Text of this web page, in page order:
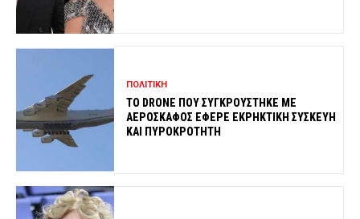
ΠΟΛΙΤΙΚΗ
ΤΟ DRONE ΠΟΥ ΣΥΓΚΡΟΥΣΤΗΚΕ ΜΕ
ΑΕΡΟΣΚΑΦΟΣ ΕΦΕΡΕ ΕΚΡΗΚΤΙΚΗ ΣΥΣΚΕΥΗ
ΚΑΙ ΠΥΡΟΚΡΟΤΗΤΗ